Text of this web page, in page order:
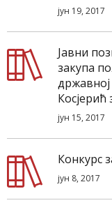
јун 19, 2017
Јавни
закупа
Косјерић
јун 15, 2017
Конкурс
јун 8, 2017